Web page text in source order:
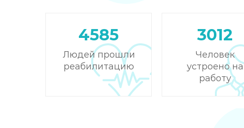
4585
Людей прошли
реабилитацию
3012
Человек
устроено на
работу